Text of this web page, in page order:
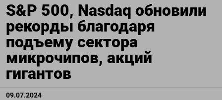
S&P 500, Nasdaq обновили
рекорды благодаря
подъему сектора
микрочипов, акций
гигантов
09.07.2024